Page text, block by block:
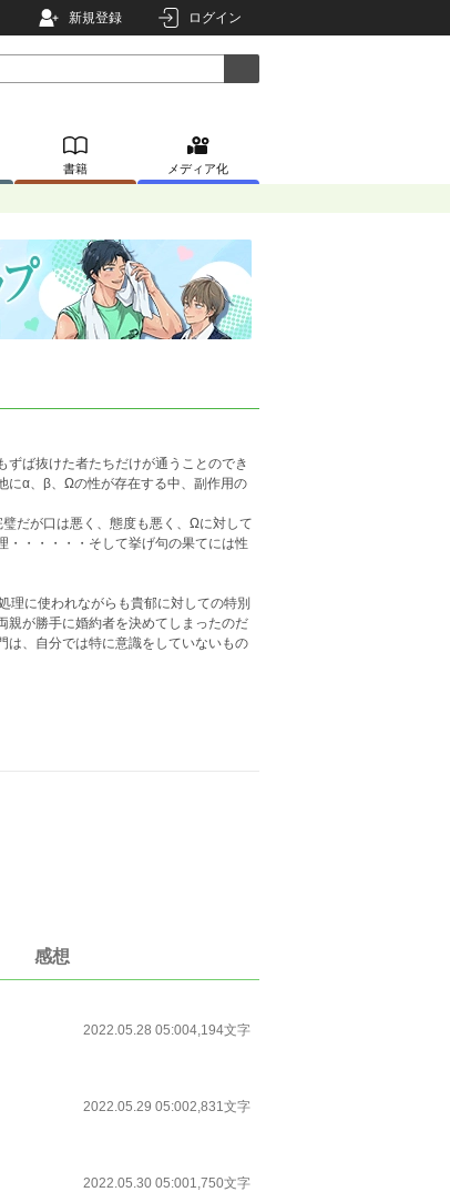
新規登録 ログイン
書籍 メディア化
ば抜けた者たちだけが通うことのでき
にα、β、Ωの性が存在する中、副作用の
だが口は悪く、態度も悪く、Ωに対して
・・・・・・そして挙げ句の果てには性
に使われながらも貴郁に対しての特別
親が勝手に婚約者を決めてしまったのだ
は、自分では特に意識をしていないもの
感想
2022.05.28 05:004,194文字
2022.05.29 05:002,831文字
2022.05.30 05:001,750文字